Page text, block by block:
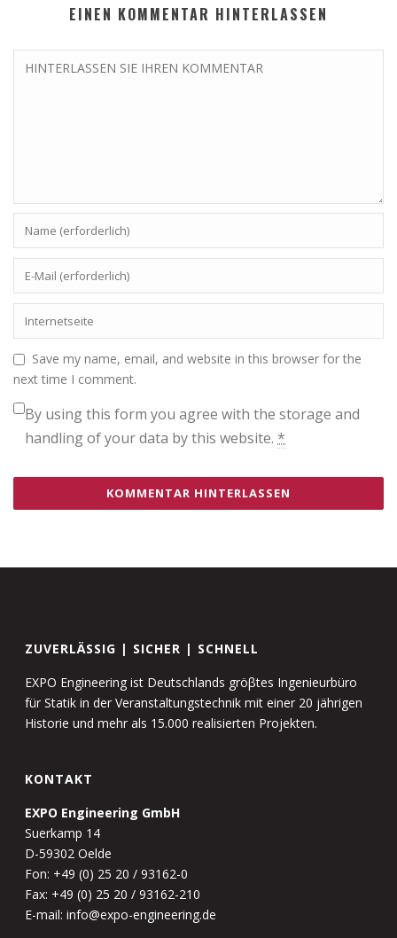
EINEN KOMMENTAR HINTERLASSEN
Save my name, email, and website in this browser for the
next time I comment.
By using this form you agree with the storage and
handling of your data by this website. *
ZUVERLÄSSIG | SICHER | SCHNELL
EXPO Engineering ist Deutschlands gröβtes Ingenieurbüro
für Statik in der Veranstaltungstechnik mit einer 20 jährigen
Historie und mehr als 15.000 realisierten Projekten.
KONTAKT
EXPO Engineering GmbH
Suerkamp 14
D-59302 Oelde
Fon: +49 (0) 25 20 / 93162-0
Fax: +49 (0) 25 20 / 93162-210
E-mail: info@expo-engineering.de